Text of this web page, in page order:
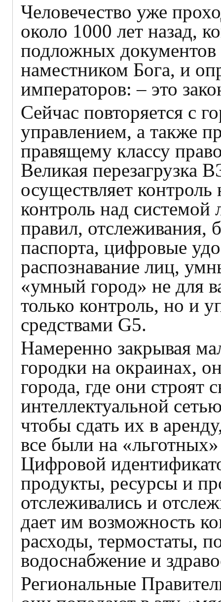
Человечество уже
около 1000 лет назад,
подложных документов
наместником Бога, и
императоров: – это
Сейчас повторяется с
управлением, а также
правящему классу
Великая
осуществляет
контроль над
правил, отслеживания,
паспорта, цифровые
распознавание лиц,
«умный город» не для
только контроль, но и
средствами G5.
Намеренно закрывая
городки на окраинах,
города, где они строят
интеллектуальной
чтобы сдать их в
все были на
Цифровой
продукты, ресурсы и
отслеживались и
дает им возможность
расходы, термостаты,
водоснабжение и
Региональные